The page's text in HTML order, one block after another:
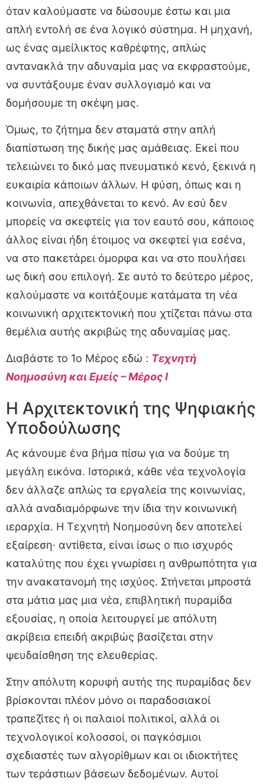
όταν καλούμαστε να δώσουμε έστω και μια
απλή εντολή σε ένα λογικό σύστημα. Η μηχανή,
ως ένας αμείλικτος καθρέφτης, απλώς
αντανακλά την αδυναμία μας να εκφραστούμε,
να συντάξουμε έναν συλλογισμό και να
δομήσουμε τη σκέψη μας.
Όμως, το ζήτημα δεν σταματά στην απλή
διαπίστωση της δικής μας αμάθειας. Εκεί που
τελειώνει το δικό μας πνευματικό κενό, ξεκινά η
ευκαιρία κάποιων άλλων. Η φύση, όπως και η
κοινωνία, απεχθάνεται το κενό. Αν εσύ δεν
μπορείς να σκεφτείς για τον εαυτό σου, κάποιος
άλλος είναι ήδη έτοιμος να σκεφτεί για εσένα,
να στο πακετάρει όμορφα και να στο πουλήσει
ως δική σου επιλογή. Σε αυτό το δεύτερο μέρος,
καλούμαστε να κοιτάξουμε κατάματα τη νέα
κοινωνική αρχιτεκτονική που χτίζεται πάνω στα
θεμέλια αυτής ακριβώς της αδυναμίας μας.
Διαβάστε το 1ο Μέρος εδώ : Τεχνητή
Νοημοσύνη και Εμείς – Μέρος I
Η Αρχιτεκτονική της Ψηφιακής
Υποδούλωσης
Ας κάνουμε ένα βήμα πίσω για να δούμε τη
μεγάλη εικόνα. Ιστορικά, κάθε νέα τεχνολογία
δεν άλλαζε απλώς τα εργαλεία της κοινωνίας,
αλλά αναδιαμόρφωνε την ίδια την κοινωνική
ιεραρχία. Η Τεχνητή Νοημοσύνη δεν αποτελεί
εξαίρεση· αντίθετα, είναι ίσως ο πιο ισχυρός
καταλύτης που έχει γνωρίσει η ανθρωπότητα για
την ανακατανομή της ισχύος. Στήνεται μπροστά
στα μάτια μας μια νέα, επιβλητική πυραμίδα
εξουσίας, η οποία λειτουργεί με απόλυτη
ακρίβεια επειδή ακριβώς βασίζεται στην
ψευδαίσθηση της ελευθερίας.
Στην απόλυτη κορυφή αυτής της πυραμίδας δεν
βρίσκονται πλέον μόνο οι παραδοσιακοί
τραπεζίτες ή οι παλαιοί πολιτικοί, αλλά οι
τεχνολογικοί κολοσσοί, οι παγκόσμιοι
σχεδιαστές των αλγορίθμων και οι ιδιοκτήτες
των τεράστιων βάσεων δεδομένων. Αυτοί